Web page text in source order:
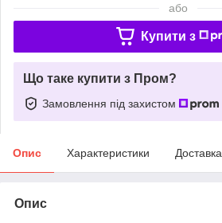
або
Купити з
Що таке купити з Пром?
Замовлення під захистом
Опис Характеристики Доставка
Опис